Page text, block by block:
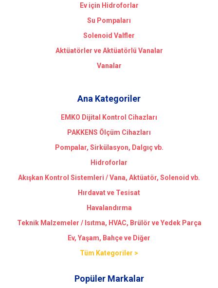
Ev için Hidroforlar
Su Pompaları
Solenoid Valfler
Aktüatörler ve Aktüatörlü Vanalar
Vanalar
Ana Kategoriler
EMKO Dijital Kontrol Cihazları
PAKKENS Ölçüm Cihazları
Pompalar, Sirkülasyon, Dalgıç vb.
Hidroforlar
Akışkan Kontrol Sistemleri / Vana, Aktüatör, Solenoid vb.
Hırdavat ve Tesisat
Havalandırma
Teknik Malzemeler / Isıtma, HVAC, Brülör ve Yedek Parça
Ev, Yaşam, Bahçe ve Diğer
Tüm Kategoriler >
Popüler Markalar